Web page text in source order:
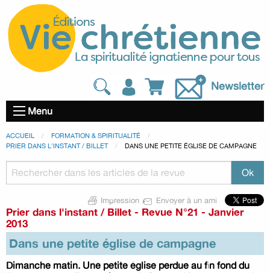
Newsletter
Menu
ACCUEIL
FORMATION & SPIRITUALITÉ
PRIER DANS L'INSTANT / BILLET
DANS UNE PETITE ÉGLISE DE CAMPAGNE
Impression Envoyer à un ami
Prier dans l'instant / Billet - Revue N°21 - Janvier
2013
Dans une petite église de campagne
Dimanche matin. Une petite église perdue au fin fond du